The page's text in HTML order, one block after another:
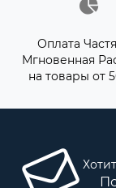
Оплата
Мгновенная
на товары от